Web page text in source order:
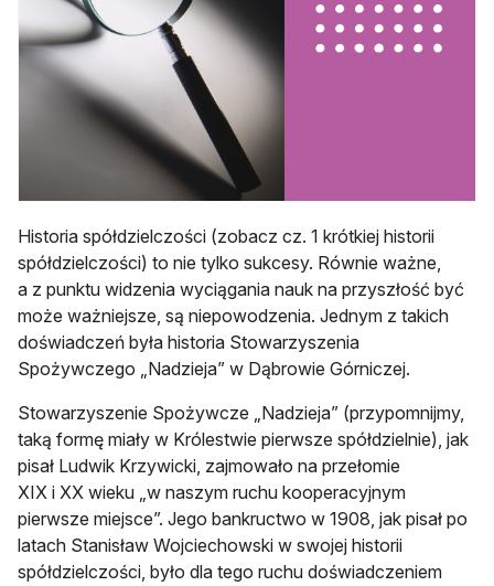
Historia spółdzielczości (zobacz cz. 1 krótkiej historii
spółdzielczości) to nie tylko sukcesy. Równie ważne,
a z punktu widzenia wyciągania nauk na przyszłość być
może ważniejsze, są niepowodzenia. Jednym z takich
doświadczeń była historia Stowarzyszenia
Spożywczego „Nadzieja” w Dąbrowie Górniczej.
Stowarzyszenie Spożywcze „Nadzieja” (przypomnijmy,
taką formę miały w Królestwie pierwsze spółdzielnie), jak
pisał Ludwik Krzywicki, zajmowało na przełomie
XIX i XX wieku „w‎ ‎naszym‎ ‎ruchu‎ ‎kooperacyjnym‎
‎pierwsze‎ ‎miejsce”. Jego bankructwo w 1908, jak pisał po
latach Stanisław Wojciechowski w swojej historii
spółdzielczości, było dla tego ruchu doświadczeniem